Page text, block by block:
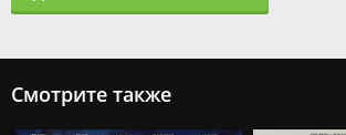
Смотрите также